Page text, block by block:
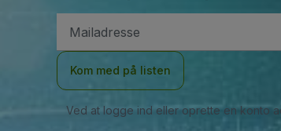
adresse
Kom med på listen
Ved at logge ind eller oprette en konto